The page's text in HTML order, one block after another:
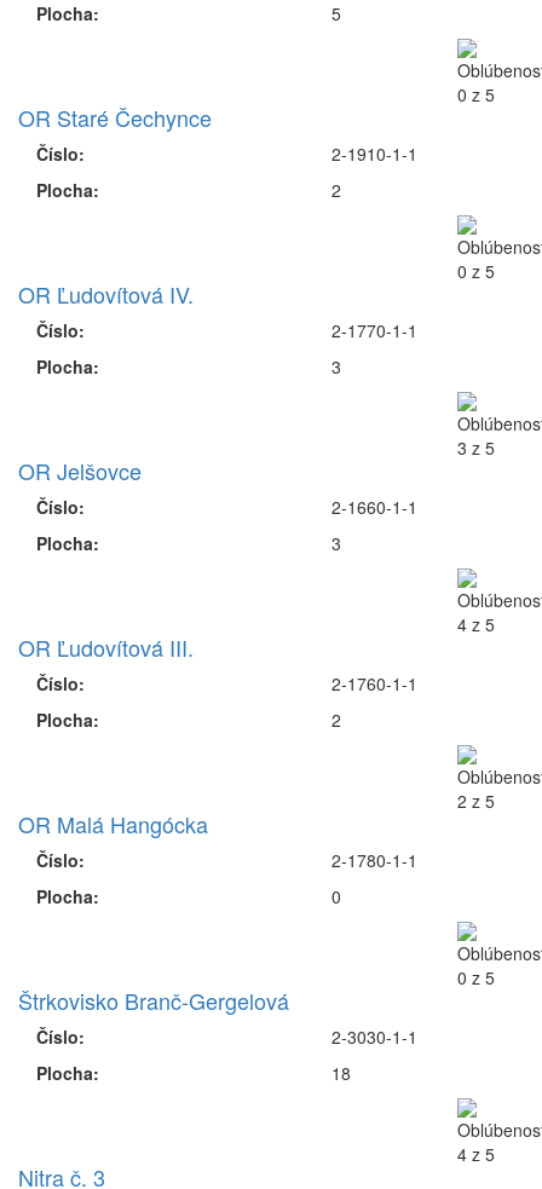
Plocha:
5
OR Staré Čechynce
Číslo:
Plocha:
2-1910-1-1
2
OR Ľudovítová IV.
Číslo:
Plocha:
2-1770-1-1
3
OR Jelšovce
Číslo:
Plocha:
2-1660-1-1
3
OR Ľudovítová III.
Číslo:
Plocha:
2-1760-1-1
2
OR Malá Hangócka
Číslo:
Plocha:
2-1780-1-1
0
Štrkovisko Branč-Gergelová
Číslo:
Plocha:
2-3030-1-1
18
Nitra č. 3